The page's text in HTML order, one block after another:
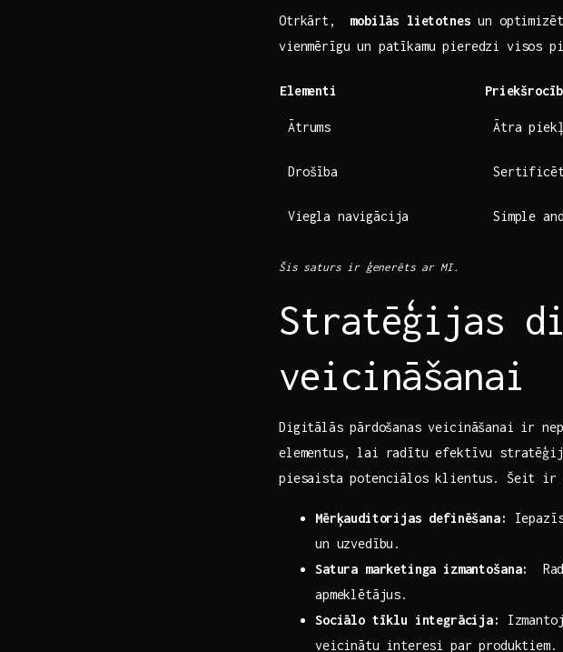
Otrkārt, ⁢ mobilās lietotnes un
vienmērīgu un patīkamu pieredzi visos‌
Elementi
Ātrums Ātra
Drošība
Viegla navigācija Simple
Šis saturs ir ģenerēts ar MI.
Stratēģijas
veicināšanai
Digitālās ⁣pārdošanas veicināšanai ir
elementus, lai radītu efektīvu
piesaista potenciālos klientus. Šeit ir
Mērķauditorijas definēšana:
un uzvedību.
Satura marketinga izmantošana:
apmeklētājus.
Sociālo tīklu‍ integrācija:
veicinātu interesi par produktiem.